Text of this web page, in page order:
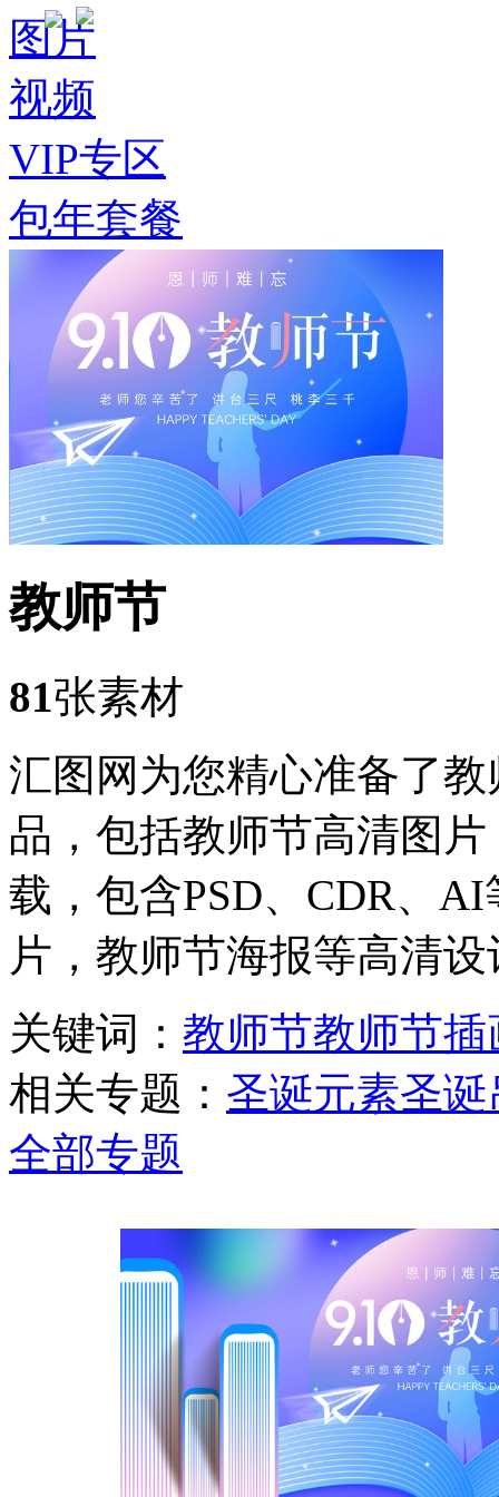
图片
视频
VIP专区
包年套餐
教师节
81张素材
汇图网为您精心准备了
品，包括教师节高清图
载，包含PSD、CDR、
片，教师节海报等高清
关键词： 教师节教师节插
相关专题： 圣诞元素圣诞
全部专题